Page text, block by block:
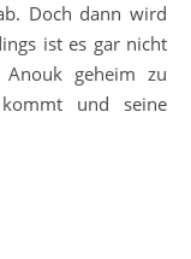
Doch dann wird
ist es gar nicht
geheim zu
und seine